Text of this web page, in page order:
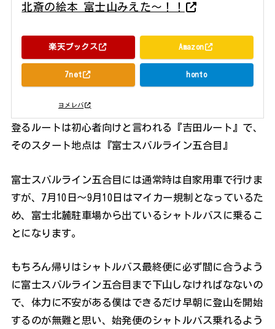
北斎の絵本 富士山みえた〜！！
ヨメレバ
楽天ブックス Amazon
7net honto
登るルートは初心者向けと言われる『吉田ルート』で、
そのスタート地点は『富士スバルライン五合目』
富士スバルライン五合目には通常時は自家用車で行けま
すが、7月10日～9月10日はマイカー規制となっているた
め、富士北麓駐車場から出ているシャトルバスに乗るこ
とになります。
もちろん帰りはシャトルバス最終便に必ず間に合うよう
に富士スバルライン五合目まで下山しなければなないの
で、体力に不安がある僕はできるだけ早朝に登山を開始
するのが無難と思い、始発便のシャトルバス乗れるよう